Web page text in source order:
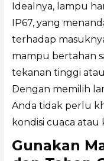
Idealnya, lampu
IP67, yang
terhadap
mampu bertahan
tekanan tinggi
Dengan memilih
Anda tidak perlu
kondisi cuaca atau
Gunakan